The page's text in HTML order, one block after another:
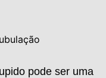
pode ser uma